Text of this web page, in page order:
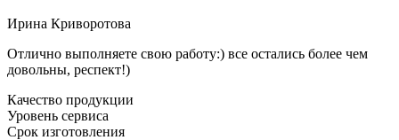
Ирина Криворотова
Отлично выполняете свою работу:) все остались более чем
довольны, респект!)
Качество продукции
Уровень сервиса
Срок изготовления